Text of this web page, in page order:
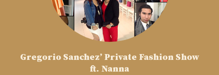
Gregorio Sanchez’ Private Fashion Show
ft. Nanna